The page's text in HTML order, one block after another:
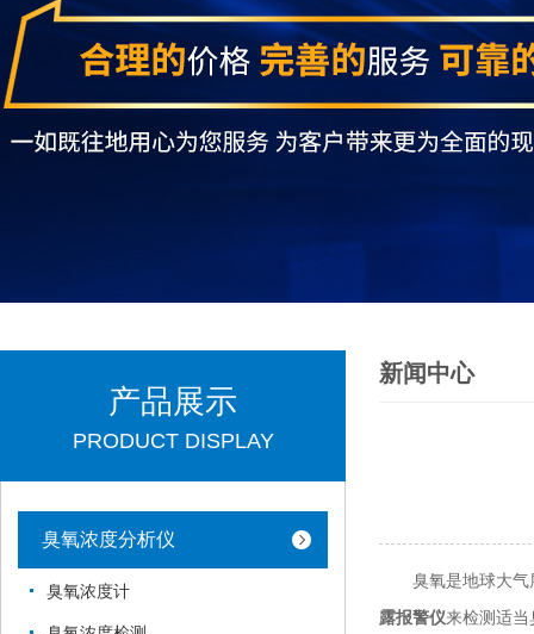
产品展示
PRODUCT DISPLAY
臭氧浓度分析仪
臭氧浓度计
新闻中心
臭氧是地球大气层
露报警仪来检测适当